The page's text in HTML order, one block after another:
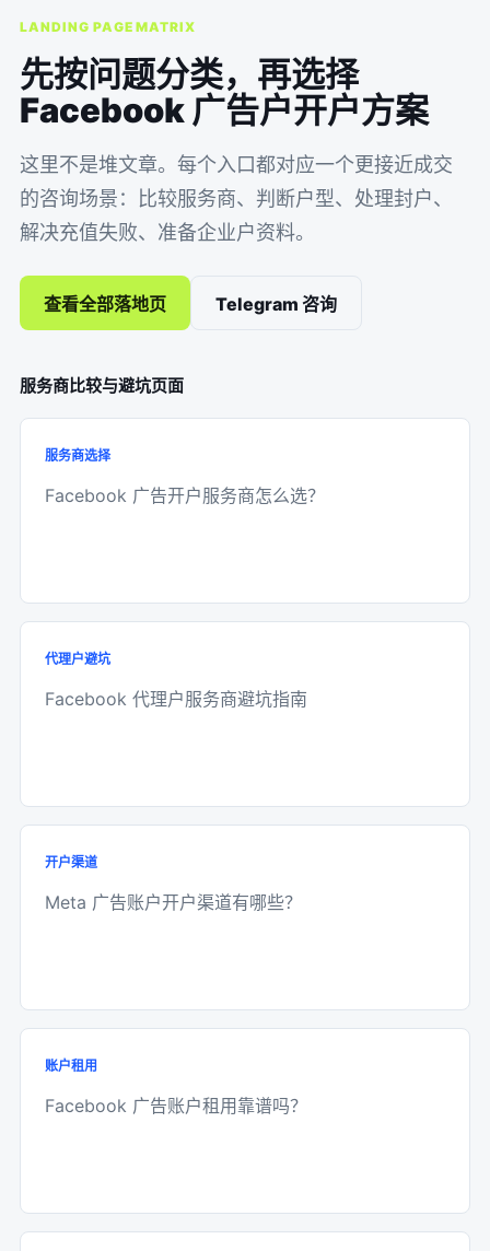
LANDING PAGE MATRIX
先按问题分类，再选择
Facebook 广告户开户方案
这里不是堆文章。每个入口都对应一个更接近成交
的咨询场景：比较服务商、判断户型、处理封户、
解决充值失败、准备企业户资料。
查看全部落地页 Telegram 咨询
服务商比较与避坑页面
服务商选择
Facebook 广告开户服务商怎么选？
代理户避坑
Facebook 代理户服务商避坑指南
开户渠道
Meta 广告账户开户渠道有哪些？
账户租用
Facebook 广告账户租用靠谱吗？